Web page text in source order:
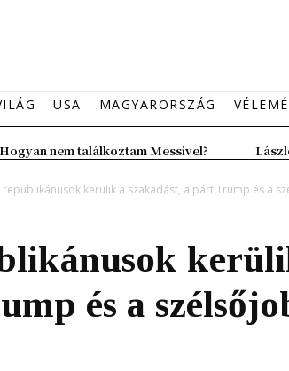
USA MAGYARORSZÁG
nem találkoztam Messivel?
republikánusok kerülik a szakadást, a párt Trump és a
és a